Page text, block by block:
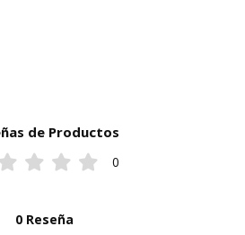
de Productos
0
0 Reseña